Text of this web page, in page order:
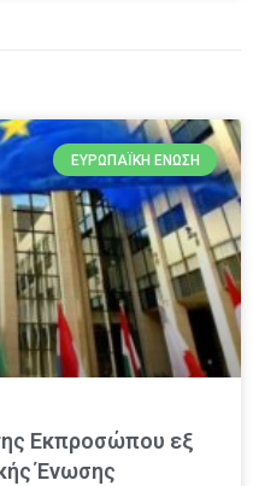
ΕΥΡΩΠΑΪΚΉ ΈΝΩΣΗ
Εκπροσώπου εξ
Ένωσης